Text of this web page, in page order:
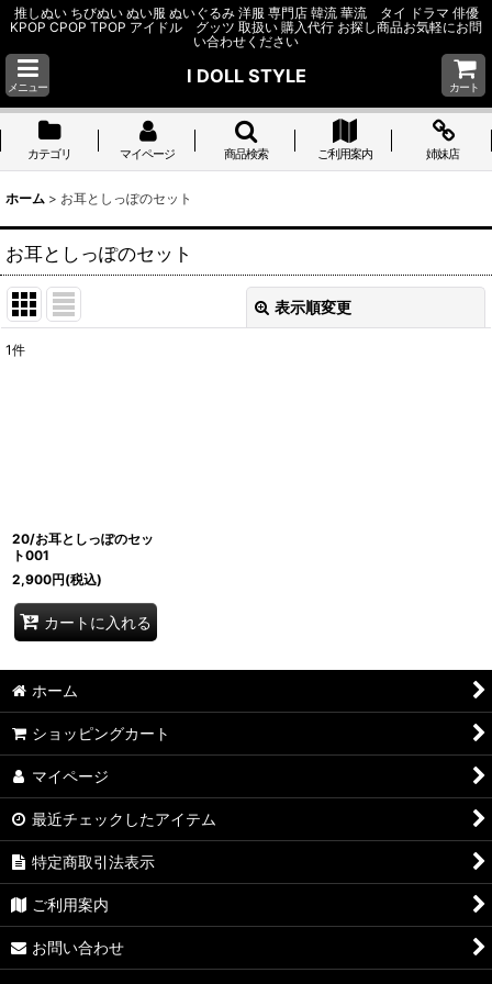
推しぬい ちびぬい ぬい服 ぬいぐるみ 洋服 専門店 韓流 華流 タイ ドラマ 俳優
KPOP CPOP TPOP アイドル グッツ 取扱い 購入代行 お探し商品お気軽にお問
い合わせください
メニュー
I DOLL STYLE
カート
カテゴリ マイページ 商品検索 ご利用案内 姉妹店
ホーム > お耳としっぽのセット
お耳としっぽのセット
表示順変更
1件
20/お耳としっぽのセッ
ト001
2,900円(税込)
カートに入れる
ホーム
ショッピングカート
マイページ
最近チェックしたアイテム
特定商取引法表示
ご利用案内
お問い合わせ